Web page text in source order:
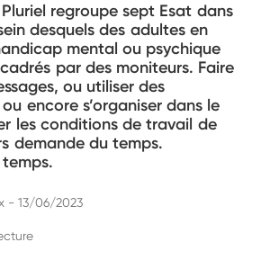
regroupe sept Esat dans
desquels des adultes en
mental ou psychique
par des moniteurs. Faire
ou utiliser des
encore s’organiser dans le
les conditions de travail de
demande du temps.
- 13/06/2023